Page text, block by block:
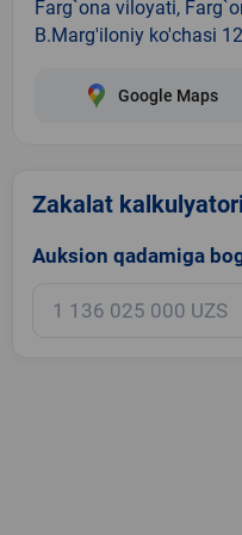
Farg`ona viloyati,
B.Marg'iloniy ko'chasi
Google Maps
Zakalat
Auksion qadamiga